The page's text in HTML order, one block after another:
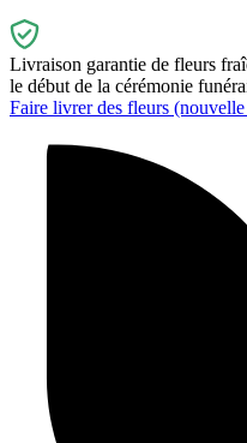
Livraison garantie de fleurs
le début de la cérémonie
Faire livrer des fleurs